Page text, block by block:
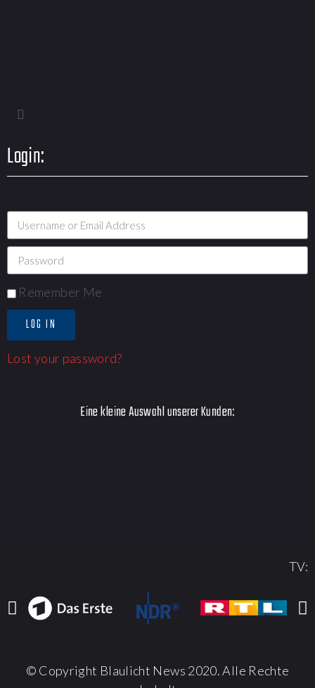
Login:
Remember Me
LOG IN
Lost your password?
Eine kleine Auswahl unserer Kunden:
TV:
© Copyright Blaulicht News 2020. Alle Rechte